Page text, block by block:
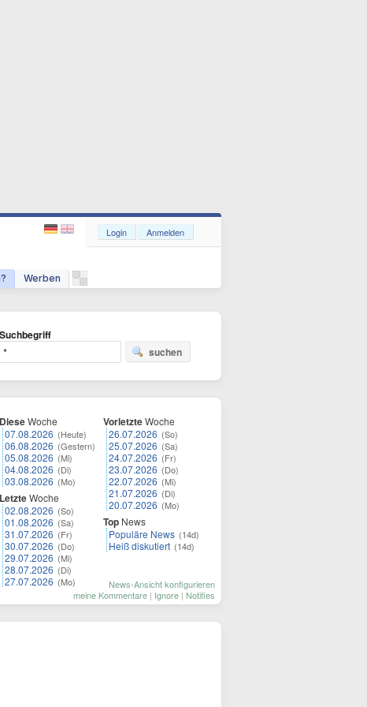
Werben
Login Anmelden
Suchbegriff
suchen
DieseWoche
07.08.2026 (Heute)
06.08.2026 (Gestern)
05.08.2026 (Mi)
04.08.2026 (Di)
03.08.2026 (Mo)
LetzteWoche
02.08.2026 (So)
01.08.2026 (Sa)
31.07.2026 (Fr)
30.07.2026 (Do)
29.07.2026 (Mi)
28.07.2026 (Di)
27.07.2026 (Mo)
VorletzteWoche
26.07.2026 (So)
25.07.2026 (Sa)
24.07.2026 (Fr)
23.07.2026 (Do)
22.07.2026 (Mi)
21.07.2026 (Di)
20.07.2026 (Mo)
Top News
Populäre News (14d)
Heiß diskutiert (14d)
News-Ansicht konfigurieren
meine Kommentare | Ignore | Notifies